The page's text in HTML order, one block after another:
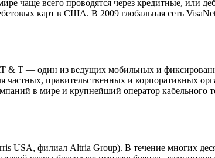
чаще всего проводятся через кредитные, или
карт в США. В 2009 глобальная сеть
& T — один из ведущих мобильных и
частных, правительственных и корпоративных
в мире и крупнейший оператор кабельного
филиал Altria Group). В течение многих